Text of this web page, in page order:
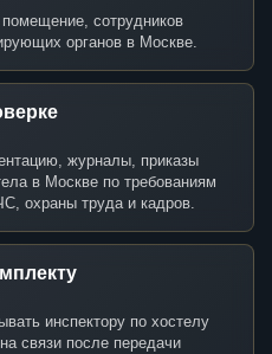
сотрудников
органов в Москве.
журналы, приказы
в Москве по требованиям
охраны труда и кадров.
инспектору по хостелу
связи после передачи